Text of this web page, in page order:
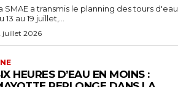
SMAE a transmis le planning des tours d'eau
13 au 19 juillet,...
juillet 2026
HEURES D’EAU EN MOINS :